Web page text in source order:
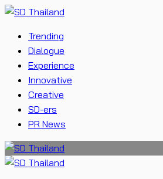
Trending
Dialogue
Experience
Innovative
Creative
SD-ers
PR News